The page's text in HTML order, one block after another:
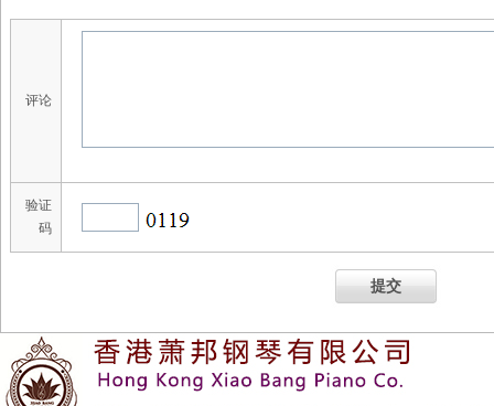
评论
验证
码
提交